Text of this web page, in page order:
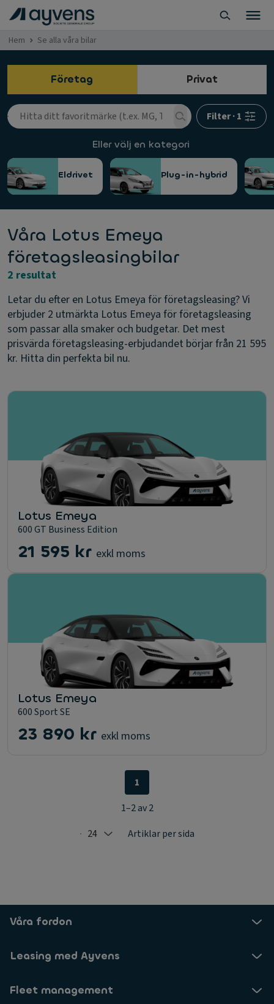
Hem Se alla våra bilar
Företag Privat
Filter·1
Eller välj en kategori
Eldrivet Plug-in-hybrid
Våra Lotus Emeya
företagsleasingbilar
2 resultat
Letar du efter en Lotus Emeya för företagsleasing? Vi
erbjuder 2 utmärkta Lotus Emeya för företagsleasing
som passar alla smaker och budgetar. Det mest
prisvärda företagsleasing-erbjudandet börjar från 21 595
kr. Hitta din perfekta bil nu.
Lotus Emeya
600 GT Business Edition
21 595 kr exkl moms
Lotus Emeya
600 Sport SE
23 890 kr exkl moms
Selected: 24
24 Artiklar per sida
1
1–2 av 2
Våra fordon
Leasing med Ayvens
Fleet management